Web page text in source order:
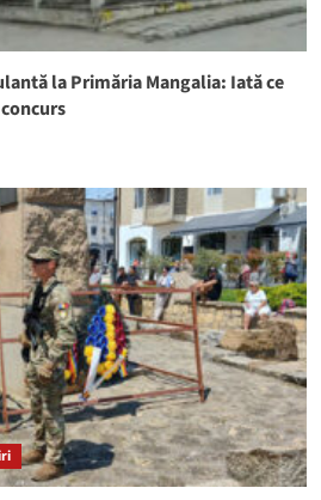
la Primăria Mangalia: Iată ce